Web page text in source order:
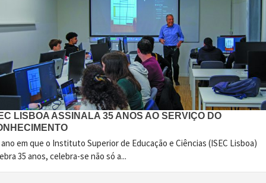
LISBOA ASSINALA 35 ANOS AO SERVIÇO DO
em que o Instituto Superior de Educação e Ciências (ISEC Lisboa)
35 anos, celebra-se não só a...